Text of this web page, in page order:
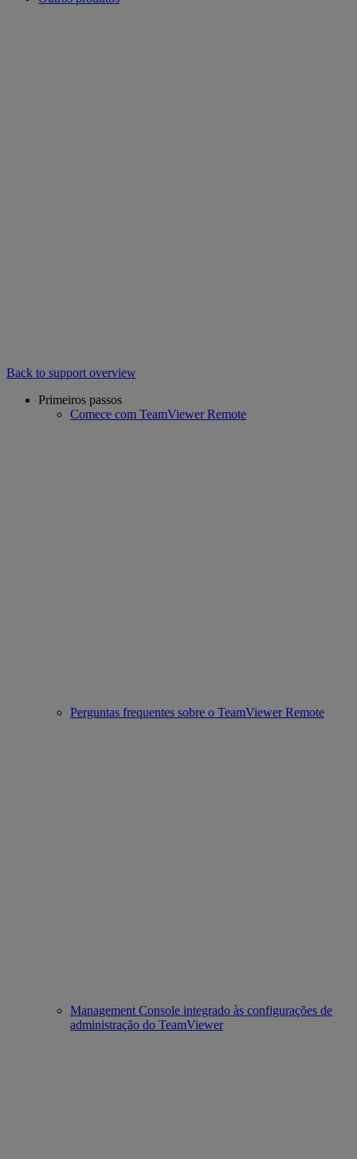
Back to support overview
Primeiros passos
Comece com TeamViewer Remote
Perguntas frequentes sobre o TeamViewer Remote
Management Console integrado às configurações de
administração do TeamViewer